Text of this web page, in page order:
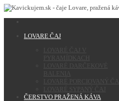
LOVARE ČAJ
LOVARÉ ČAJ V
PYRAMÍDKACH
LOVARÉ DARČEKOVÉ
BALENIA
LOVARÉ PORCIOVANÝ ČAJ
LOVARÉ SYPANÝ ČAJ
ČERSTVO PRAŽENÁ KÁVA